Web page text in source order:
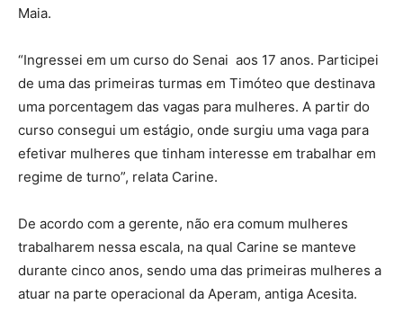
Maia.
“Ingressei em um curso do Senai aos 17 anos. Participei
de uma das primeiras turmas em Timóteo que destinava
uma porcentagem das vagas para mulheres. A partir do
curso consegui um estágio, onde surgiu uma vaga para
efetivar mulheres que tinham interesse em trabalhar em
regime de turno”, relata Carine.
De acordo com a gerente, não era comum mulheres
trabalharem nessa escala, na qual Carine se manteve
durante cinco anos, sendo uma das primeiras mulheres a
atuar na parte operacional da Aperam, antiga Acesita.